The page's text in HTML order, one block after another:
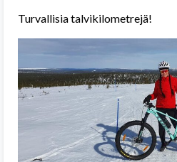
Turvallisia talvikilometrejä!